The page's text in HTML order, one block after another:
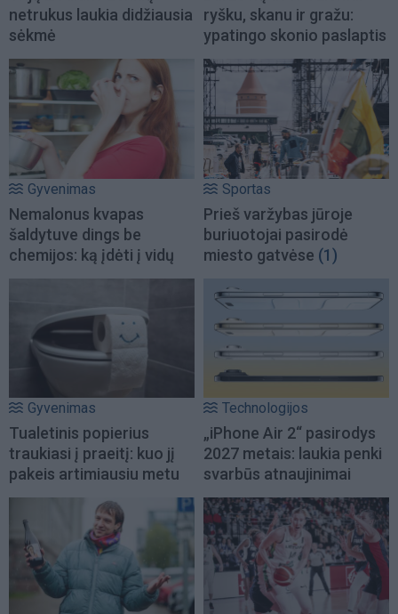
netrukus laukia didžiausia
sėkmė
ryšku, skanu ir gražu:
ypatingo skonio paslaptis
Gyvenimas
Nemalonus kvapas
šaldytuve dings be
chemijos: ką įdėti į vidų
Sportas
Prieš varžybas jūroje
buriuotojai pasirodė
miesto gatvėse (1)
Gyvenimas
Tualetinis popierius
traukiasi į praeitį: kuo jį
pakeis artimiausiu metu
Technologijos
„iPhone Air 2“ pasirodys
2027 metais: laukia penki
svarbūs atnaujinimai